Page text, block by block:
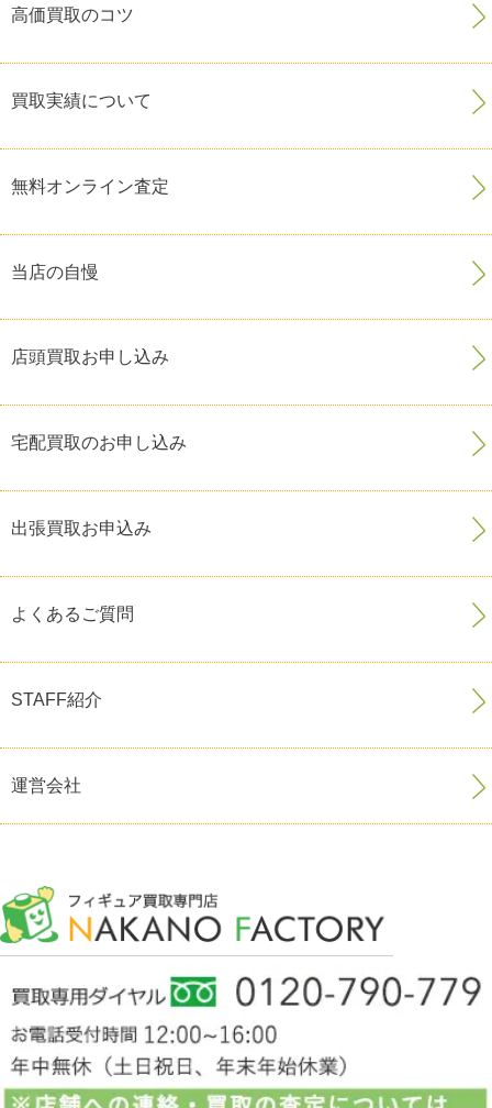
高価買取のコツ
買取実績について
無料オンライン査定
当店の自慢
店頭買取お申し込み
宅配買取のお申し込み
出張買取お申込み
よくあるご質問
STAFF紹介
運営会社